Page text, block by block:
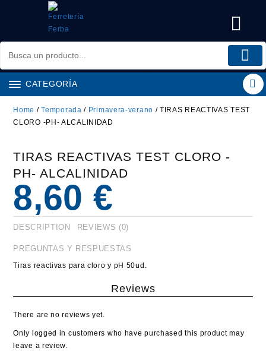
CATEGORÍA
Home /Temporada / Primavera-verano / TIRAS REACTIVAS TEST
CLORO -PH- ALCALINIDAD
TIRAS REACTIVAS TEST CLORO -
PH- ALCALINIDAD
8,60 €
DESCRIPTION REVIEWS (0)
PREGUNTAS Y RESPUESTAS
Tiras reactivas para cloro y pH 50ud.
Reviews
There are no reviews yet.
Only logged in customers who have purchased this product may
leave a review.